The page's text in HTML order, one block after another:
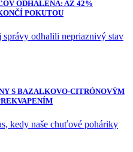
ODHALENÁ: AŽ 42%
POKUTOU
odhalili nepriaznivý stav
S BAZALKOVO-CITRÓNOVÝM
kedy naše chuťové poháriky